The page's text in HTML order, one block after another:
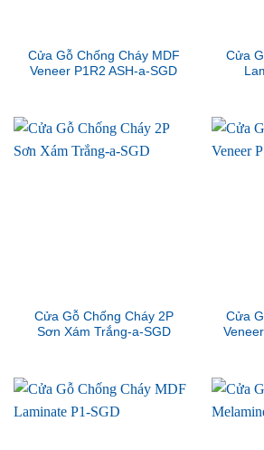
Cửa Gỗ Chống Cháy MDF
Veneer P1R2 ASH-a-SGD
Cửa
Cửa Gỗ Chống Cháy 2P
Sơn Xám Trắng-a-SGD
Cửa